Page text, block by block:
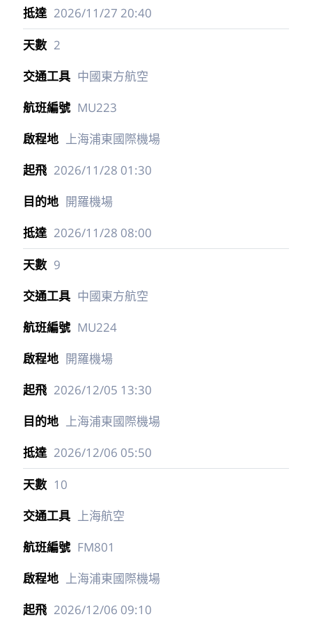
2026/11/27 20:40
2
中國東方航空
MU223
上海浦東國際機場
2026/11/28 01:30
開羅機場
2026/11/28 08:00
9
中國東方航空
MU224
開羅機場
2026/12/05 13:30
上海浦東國際機場
2026/12/06 05:50
10
上海航空
FM801
上海浦東國際機場
2026/12/06 09:10